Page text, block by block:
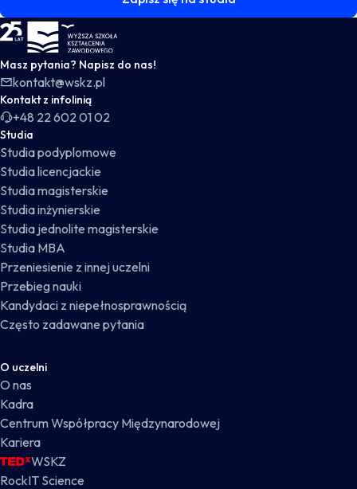
WSKZ - strona główna
Masz pytania? Napisz do nas!
kontakt@wskz.pl
Kontakt z infolinią
+48 22 602 01 02
Studia
Studia podyplomowe
Studia licencjackie
Studia magisterskie
Studia inżynierskie
Studia jednolite magisterskie
Studia MBA
Przeniesienie z innej uczelni
Przebieg nauki
Kandydaci z niepełnosprawnością
Często zadawane pytania
O uczelni
O nas
Kadra
Centrum Współpracy Międzynarodowej
Kariera
WSKZ
RockIT Science